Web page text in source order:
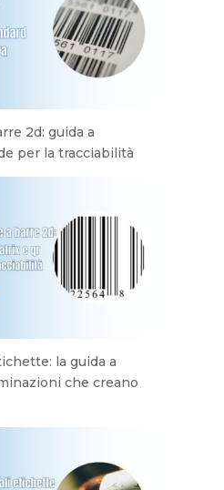
2d: guida a
per la tracciabilità
la guida a
che creano